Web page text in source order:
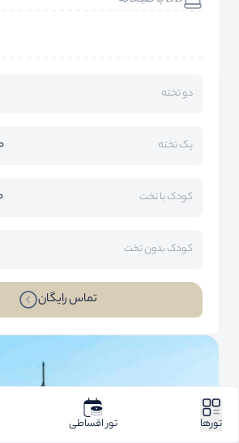
دو تخته
یک تخته
کودک با تخت
کودک بدون تخت
تماس رایگان
تورها تور اقساطی